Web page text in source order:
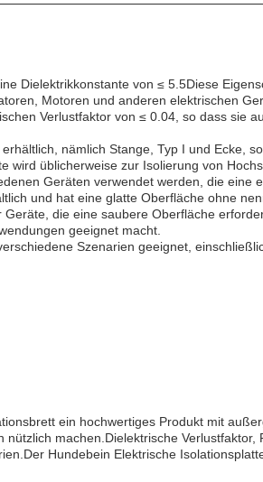
Dielektrikkonstante von ≤ 5.5Diese
Motoren und anderen elektrischen
Verlustfaktor von ≤ 0.04, so dass sie
nämlich Stange, Typ I und Ecke,
wird üblicherweise zur Isolierung von
Geräten verwendet werden, die eine
und hat eine glatte Oberfläche ohne
die eine saubere Oberfläche
geeignet macht.
Szenarien geeignet,
ein hochwertiges Produkt mit
machen.Dielektrische
Hundebein Elektrische